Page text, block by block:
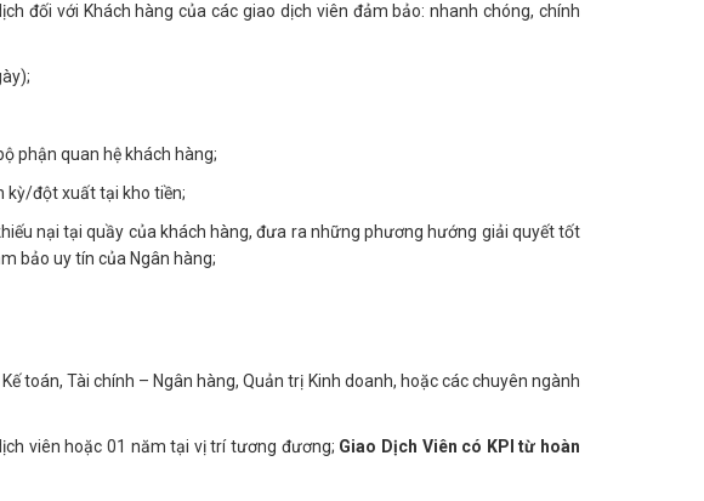
đối với Khách hàng của các giao dịch viên đảm bảo: nhanh chóng, chính
phận quan hệ khách hàng;
kỳ/đột xuất tại kho tiền;
nại tại quầy của khách hàng, đưa ra những phương hướng giải quyết tốt
bảo uy tín của Ngân hàng;
toán, Tài chính – Ngân hàng, Quản trị Kinh doanh, hoặc các chuyên ngành
viên hoặc 01 năm tại vị trí tương đương; Giao Dịch Viên có KPI từ hoàn